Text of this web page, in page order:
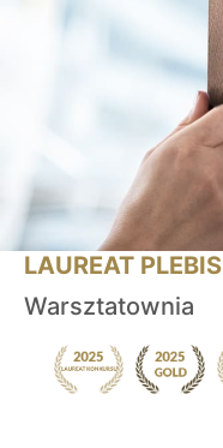
LAUREAT
Warsztatownia